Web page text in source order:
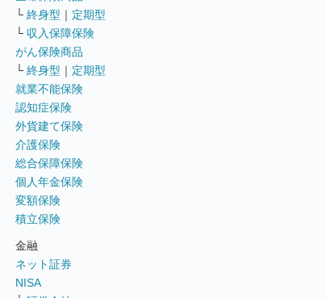
└ 終身型 ｜ 定期型
└ 収入保障保険
がん保険商品
└ 終身型 ｜ 定期型
就業不能保険
認知症保険
外貨建て保険
介護保険
総合保障保険
個人年金保険
変額保険
積立保険
金融
ネット証券
NISA